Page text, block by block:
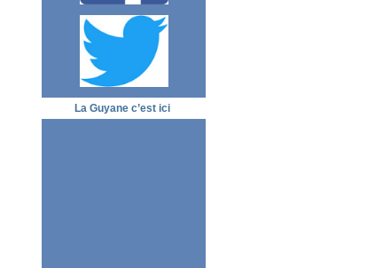
La Guyane c’est ici